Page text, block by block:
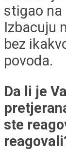
stigao na
Izbacuju
bez
povoda.
Da li je
ste